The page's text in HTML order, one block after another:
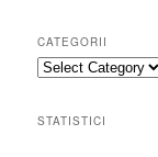
CATEGORII
Categorii
STATISTICI